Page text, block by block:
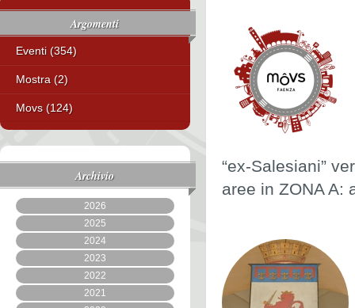
Argomenti
Eventi (354)
Mostra (2)
Movs (124)
Archivio
2026
2025
2024
2023
2022
2021
“ex-Salesiani”
aree in ZONA